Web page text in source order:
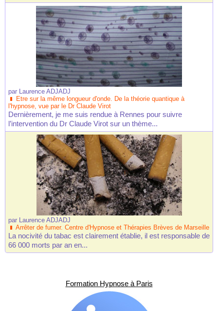
par Laurence ADJADJ
Etre sur la même longueur d'onde. De la théorie quantique à
l'hypnose, vue par le Dr Claude Virot
Dernièrement, je me suis rendue à Rennes pour suivre
l’intervention du Dr Claude Virot sur un thème...
par Laurence ADJADJ
Arrêter de fumer. Centre d'Hypnose et Thérapies Brèves de Marseille
La nocivité du tabac est clairement établie, il est responsable de
66 000 morts par an en...
Formation Hypnose à Paris